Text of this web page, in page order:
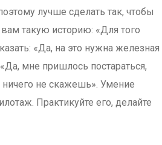
лучше сделать так, чтобы
такую историю: «Для того
«Да, на это нужна железная
мне пришлось постараться,
ничего не скажешь». Умение
Практикуйте его, делайте